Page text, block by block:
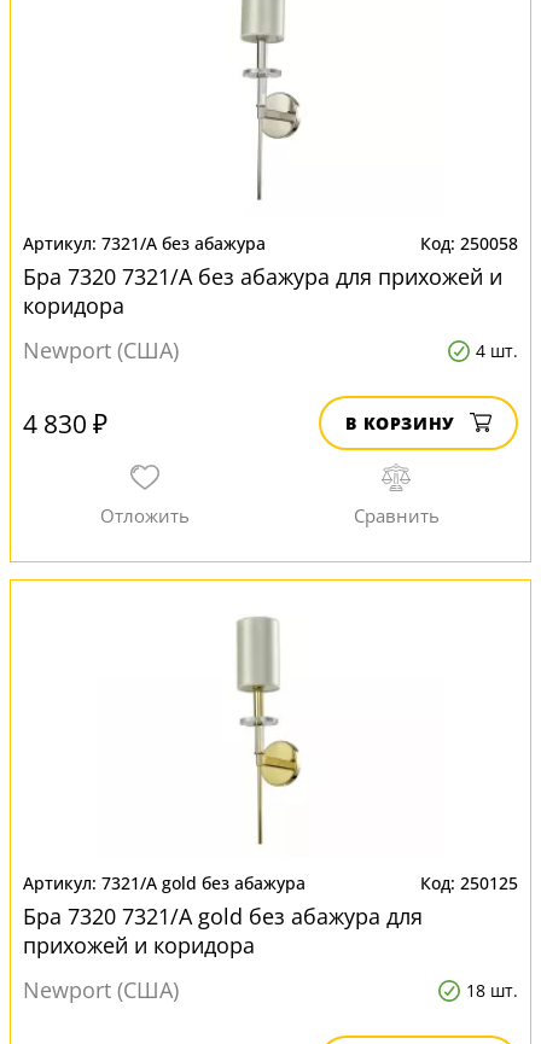
7321/A без абажура 250058
Бра 7320 7321/A без абажура для прихожей и
коридора
Newport (США)
4 шт.
4 830 ₽ В КОРЗИНУ
7321/A gold без абажура 250125
Бра 7320 7321/A gold без абажура для
прихожей и коридора
Newport (США)
18 шт.